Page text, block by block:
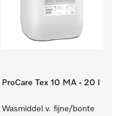
ProCare Tex 10 MA - 20 l
Wasmiddel v. fijne/bonte